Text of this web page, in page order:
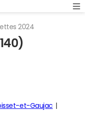
2024
et-Gaujac